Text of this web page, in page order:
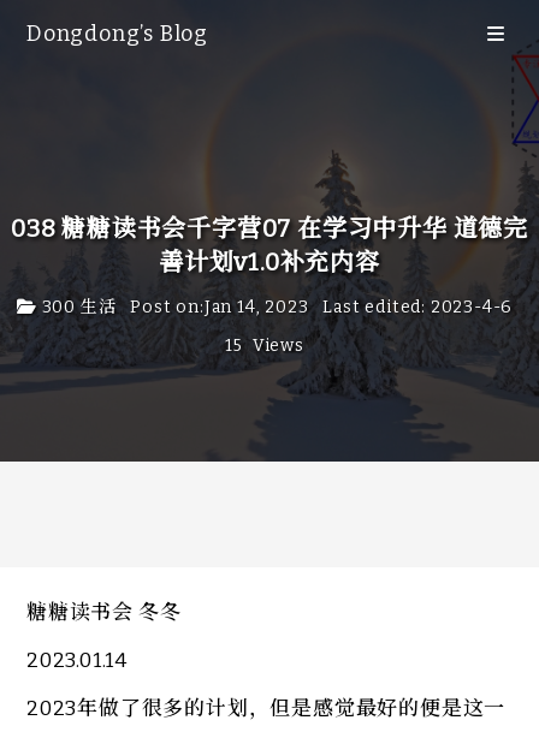
Dongdong’s Blog
Archive
65
Search
友情链接
关于
038 糖糖读书会千字营07 在学习中升华 道德完
善计划v1.0补充内容
300 生活 Post on:Jan 14, 2023 Last edited: 2023-4-6
15 Views
糖糖读书会 冬冬
2023.01.14
2023年做了很多的计划，但是感觉最好的便是这一